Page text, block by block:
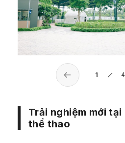
1 4
Trải nghiệm mới
thể thao